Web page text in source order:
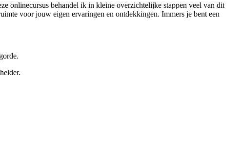
onlinecursus behandel ik in kleine overzichtelijke stappen veel van dit
voor jouw eigen ervaringen en ontdekkingen. Immers je bent een